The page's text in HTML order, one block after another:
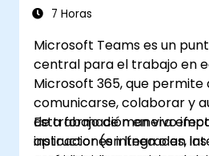
7 Horas
Microsoft Teams es un
central para el trabajo en
Microsoft 365, que permite
comunicarse, colaborar y
de trabajo de manera
aplicaciones integradas,
Esta formación en vivo
instructor (en línea o en